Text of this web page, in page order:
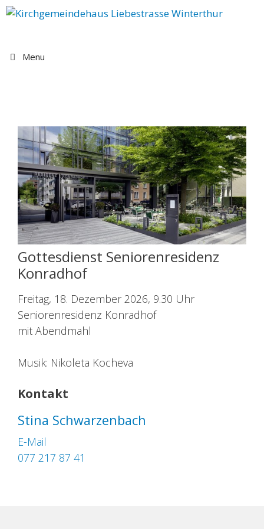
Springe
Menu
Gottesdienst Seniorenresidenz
Konradhof
Freitag, 18. Dezember 2026, 9.30 Uhr
Seniorenresidenz Konradhof
mit Abendmahl
Musik: Nikoleta Kocheva
Kontakt
Stina Schwarzenbach
E-Mail
077 217 87 41